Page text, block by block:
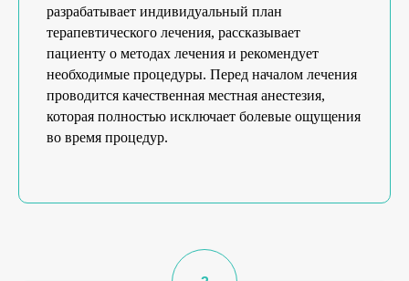
разрабатывает индивидуальный план
терапевтического лечения, рассказывает
пациенту о методах лечения и рекомендует
необходимые процедуры. Перед началом лечения
проводится качественная местная анестезия,
которая полностью исключает болевые ощущения
во время процедур.